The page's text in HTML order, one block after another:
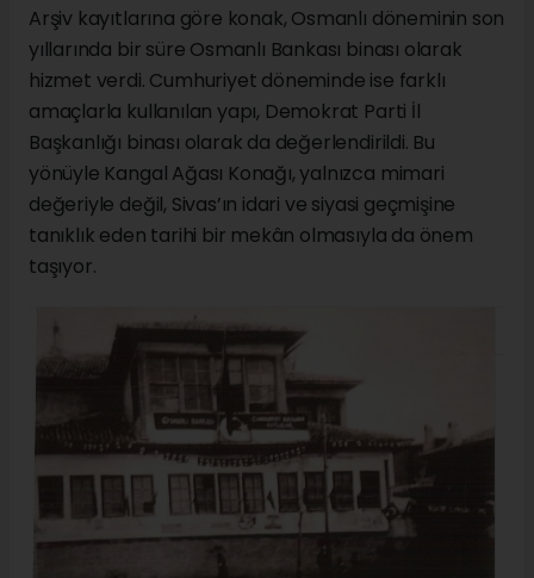
Arşiv kayıtlarına göre konak, Osmanlı döneminin son
yıllarında bir süre Osmanlı Bankası binası olarak
hizmet verdi. Cumhuriyet döneminde ise farklı
amaçlarla kullanılan yapı, Demokrat Parti İl
Başkanlığı binası olarak da değerlendirildi. Bu
yönüyle Kangal Ağası Konağı, yalnızca mimari
değeriyle değil, Sivas’ın idari ve siyasi geçmişine
tanıklık eden tarihi bir mekân olmasıyla da önem
taşıyor.